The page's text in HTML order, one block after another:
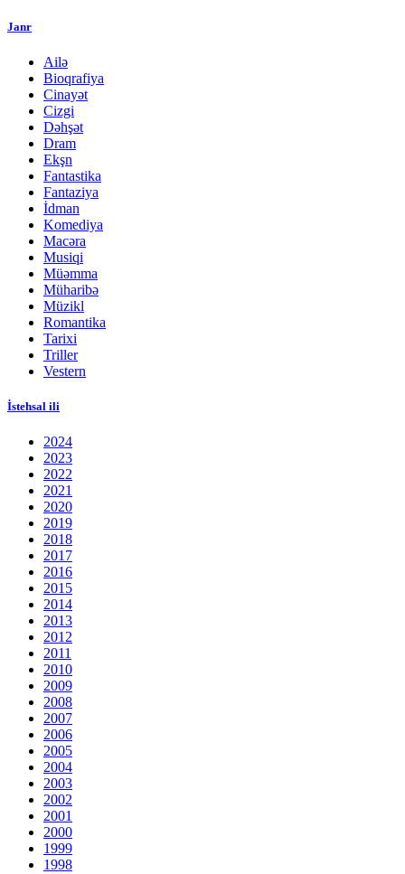
Janr
Ailə
Bioqrafiya
Cinayət
Cizgi
Dəhşət
Dram
Ekşn
Fantastika
Fantaziya
İdman
Komediya
Macəra
Musiqi
Müəmma
Müharibə
Müzikl
Romantika
Tarixi
Triller
Vestern
İstehsal ili
2024
2023
2022
2021
2020
2019
2018
2017
2016
2015
2014
2013
2012
2011
2010
2009
2008
2007
2006
2005
2004
2003
2002
2001
2000
1999
1998